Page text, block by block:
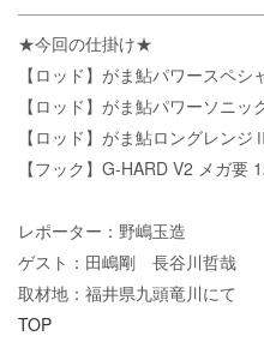
★今回の仕掛け★
【ロッド】がま鮎パワースペ
【ロッド】がま鮎パワーソニ
【ロッド】がま鮎ロングレン
【フック】G-HARD V2 メガ要
レポーター：野嶋玉造
ゲスト：田嶋剛 長谷川哲哉
取材地：福井県九頭竜川にて
TOP